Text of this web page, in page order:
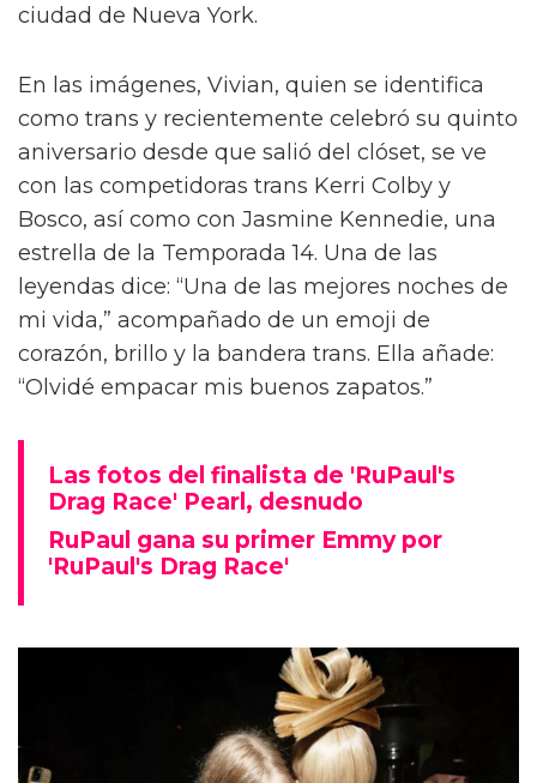
ciudad de Nueva York.
En las imágenes, Vivian, quien se identifica
como trans y recientemente celebró su quinto
aniversario desde que salió del clóset, se ve
con las competidoras trans Kerri Colby y
Bosco, así como con Jasmine Kennedie, una
estrella de la Temporada 14. Una de las
leyendas dice: “Una de las mejores noches de
mi vida,” acompañado de un emoji de
corazón, brillo y la bandera trans. Ella añade:
“Olvidé empacar mis buenos zapatos.”
Las fotos del finalista de 'RuPaul's
Drag Race' Pearl, desnudo
RuPaul gana su primer Emmy por
'RuPaul's Drag Race'